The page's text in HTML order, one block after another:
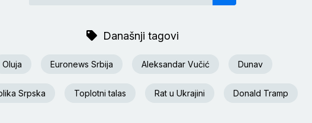
Današnji tagovi
Oluja Euronews Srbija Aleksandar Vučić Dunav
Srpska Toplotni talas Rat u Ukrajini Donald Tramp